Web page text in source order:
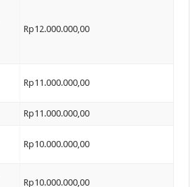
Rp12.000.000,00
Rp11.000.000,00
Rp11.000.000,00
Rp10.000.000,00
Rp10.000.000,00